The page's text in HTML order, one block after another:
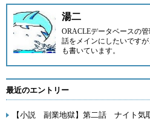
湯二
ORACLEデータベースの
話をメインにしたいです
も書いています。
最近のエントリー
【小説 副業地獄】第二話 ナイト気